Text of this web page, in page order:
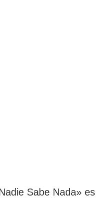
Sabe Nada» es